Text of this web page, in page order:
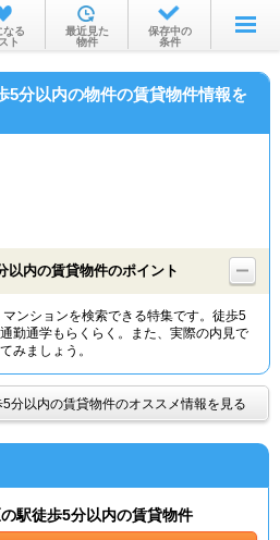
部屋を探す
沿線・駅から
不動産会社から
TOP
なる
ト
最近見た
物件
保存中の
条件
5分以内の物件の賃貸物件情報を
以内の賃貸物件のポイント
ンションを検索できる特集です。徒歩5
勤通学もらくらく。また、実際の内見で
みましょう。
分以内の賃貸物件のオススメ情報を見る
駅徒歩5分以内の賃貸物件